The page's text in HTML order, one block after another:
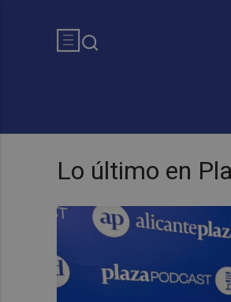
Lo último en